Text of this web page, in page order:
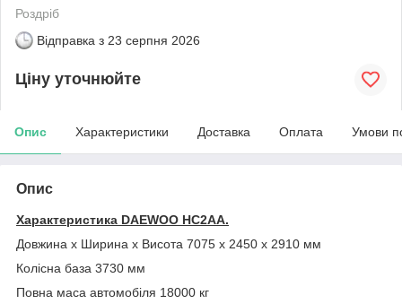
Роздріб
Відправка з 23 серпня 2026
Ціну уточнюйте
Опис Характеристики Доставка Оплата Умови
Опис
Характеристика DAEWOO HC2AA.
Довжина х Ширина х Висота 7075 х 2450 х 2910 мм
Колісна база 3730 мм
Повна маса автомобіля 18000 кг